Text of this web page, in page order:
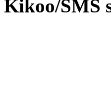
Kikoo/SMS